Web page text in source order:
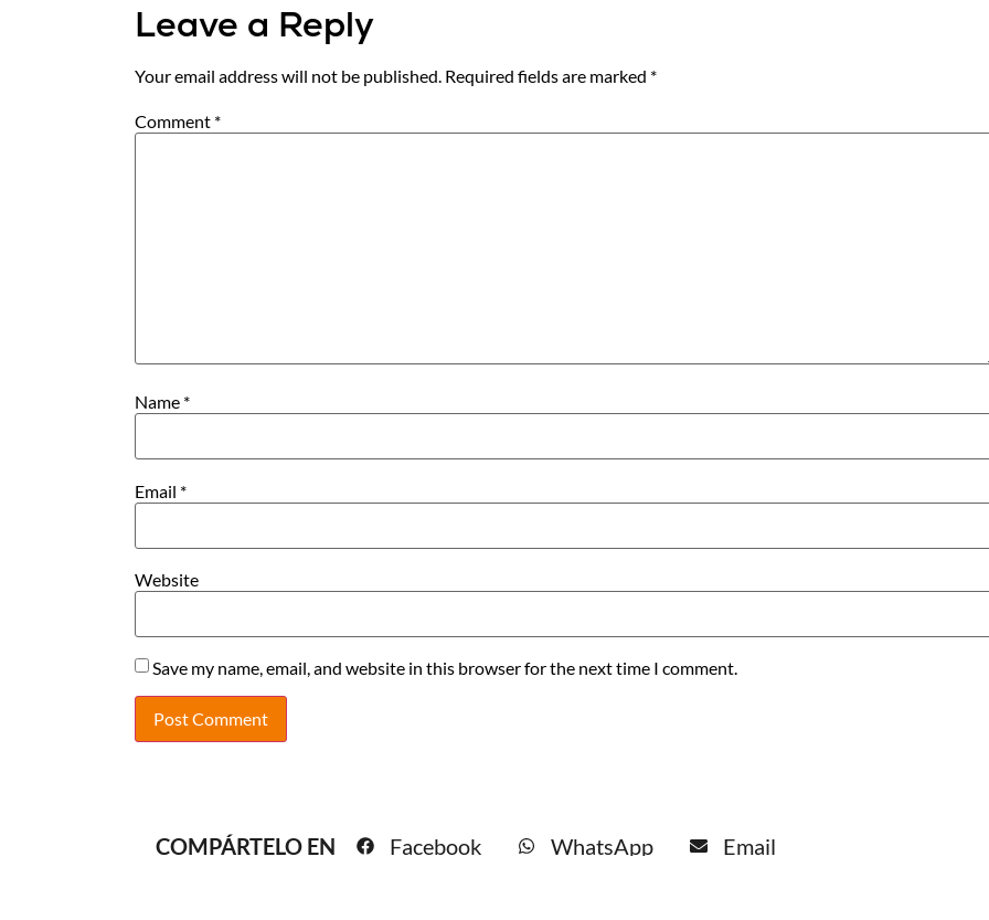
Leave a Reply
Your email address will not be published. Required fields are marked *
Comment *
Name *
Email *
Website
Save my name, email, and website in this browser for the next time I comment.
COMPÁRTELO EN Facebook WhatsApp Email